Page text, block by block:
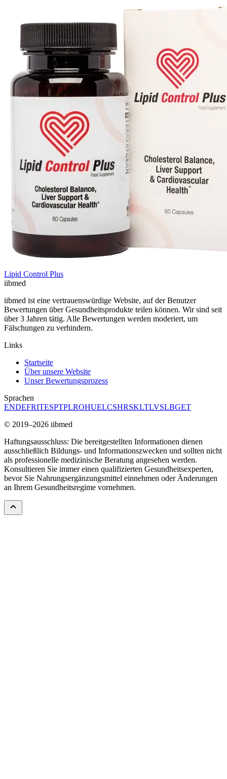
Lipid Control Plus
iibmed
iibmed ist eine vertrauenswürdige Website, auf der Benutzer
Bewertungen über Gesundheitsprodukte teilen können. Wir sind seit
über 3 Jahren tätig. Alle Bewertungen werden moderiert, um
Fälschungen zu verhindern.
Links
Startseite
Über unsere Website
Unser Bewertungsprozess
Sprachen
ENDEFRITESPTPLROHUELCSHRSKLTLVSLBGET
© 2019–2026 iibmed
Haftungsausschluss: Die bereitgestellten Informationen dienen
ausschließlich Bildungs- und Informationszwecken und sollten nicht
als professionelle medizinische Beratung angesehen werden.
Konsultieren Sie immer einen qualifizierten Gesundheitsexperten,
bevor Sie Nahrungsergänzungsmittel einnehmen oder Änderungen
an Ihrem Gesundheitsregime vornehmen.